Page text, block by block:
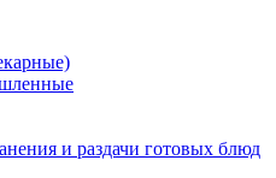
и раздачи готовых блюд